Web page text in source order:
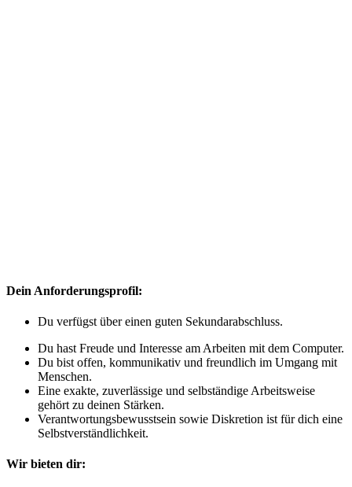
Dein Anforderungsprofil:
Du verfügst über einen guten Sekundarabschluss.
Du hast Freude und Interesse am Arbeiten mit dem Computer.
Du bist offen, kommunikativ und freundlich im Umgang mit
Menschen.
Eine exakte, zuverlässige und selbständige Arbeitsweise
gehört zu deinen Stärken.
Verantwortungsbewusstsein sowie Diskretion ist für dich eine
Selbstverständlichkeit.
Wir bieten dir: